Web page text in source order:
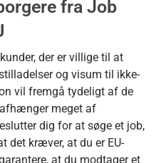
fra Job
der er villige til at
og visum til ikke-
vil fremgå tydeligt af de
meget af
dig for at søge et job,
det kræver, at du er EU-
at du modtager et